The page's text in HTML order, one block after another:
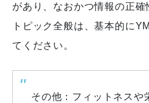
があり、なおかつ情報の正
トピック全般は、基本的に
てください。
その他：フィットネスや